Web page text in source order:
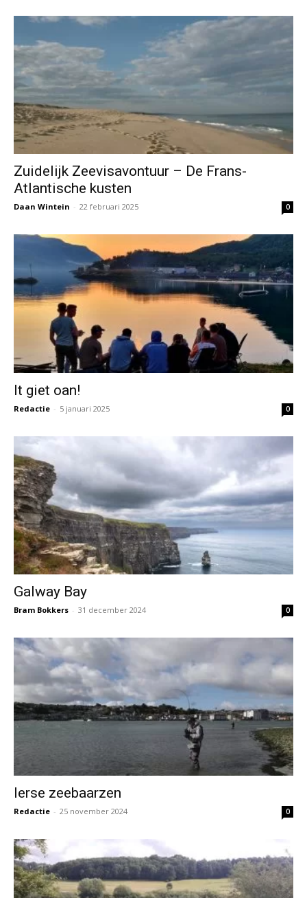
Zuidelijk Zeevisavontuur – De Frans-
Atlantische kusten
Daan Wintein - 22 februari 2025 0
It giet oan!
Redactie - 5 januari 2025 0
Galway Bay
Bram Bokkers - 31 december 2024 0
Ierse zeebaarzen
Redactie - 25 november 2024 0